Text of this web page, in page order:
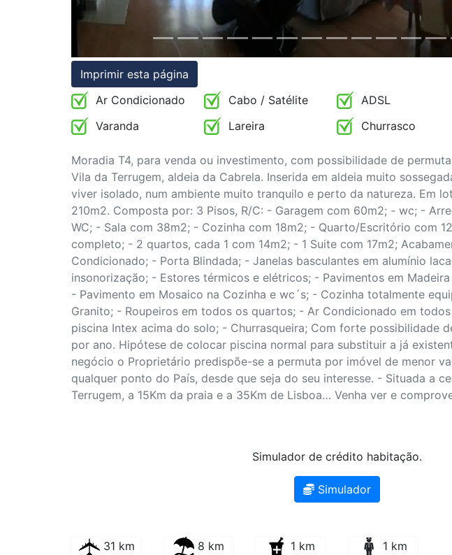
Assessoria
Imprimir esta página
Ar Condicionado Cabo / Satélite ADSL
Varanda
Lareira Churrasco
Moradia T4, para venda ou investimento, com possibilidade de
Vila da Terrugem, aldeia da Cabrela. Inserida em aldeia muito
viver isolado, num ambiente muito tranquilo e perto da natureza. Em
210m2. Composta por: 3 Pisos, R/C: - Garagem com 60m2; - wc; -
WC; - Sala com 38m2; - Cozinha com 18m2; - Quarto/Escritório com
completo; - 2 quartos, cada 1 com 14m2; - 1 Suite com 17m2;
Condicionado; - Porta Blindada; - Janelas basculantes em alumínio
insonorização; - Estores térmicos e elétricos; - Pavimentos em
- Pavimento em Mosaico na Cozinha e wc´s; - Cozinha totalmente
Granito; - Roupeiros em todos os quartos; - Ar Condicionado em
piscina Intex acima do solo; - Churrasqueira; Com forte possibilidade
por ano. Hipótese de colocar piscina normal para substituir a já
negócio o Proprietário predispõe-se a permuta por imóvel de menor
qualquer ponto do País, desde que seja do seu interesse. - Situada a
Terrugem, a 15Km da praia e a 35Km de Lisboa… Venha ver e
Simulador de crédito habitação.
Simulador
31 km 8 km 1 km 1 km